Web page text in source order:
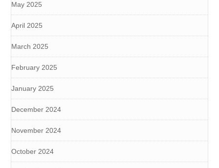
May 2025
April 2025
March 2025
February 2025
January 2025
December 2024
November 2024
October 2024